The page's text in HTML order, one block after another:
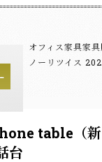
オフィス家具家
ノーリツイス
table（
台